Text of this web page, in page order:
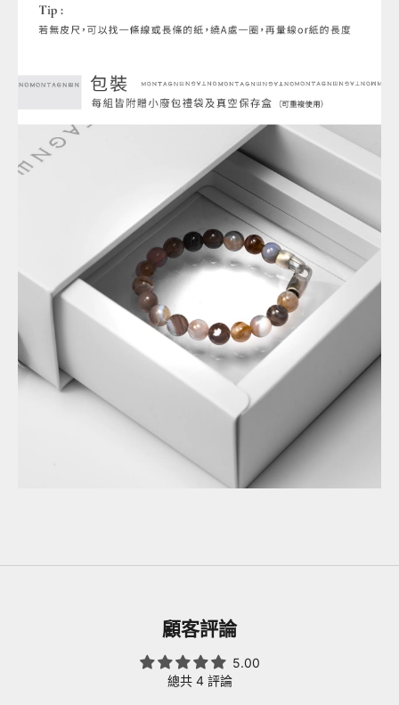
顧客評論
5.00
總共 4 評論